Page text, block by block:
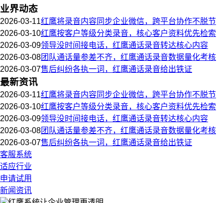
业界动态
2026-03-11红鹰将录音内容同步企业微信，跨平台协作不脱节
2026-03-10红鹰按客户等级分类录音，核心客户资料优先检索
2026-03-09领导没时间接电话，红鹰通话录音转达核心内容
2026-03-08团队通话量参差不齐，红鹰通话录音数据量化考核
2026-03-07售后纠纷各执一词，红鹰通话录音给出铁证
最新资讯
2026-03-11红鹰将录音内容同步企业微信，跨平台协作不脱节
2026-03-10红鹰按客户等级分类录音，核心客户资料优先检索
2026-03-09领导没时间接电话，红鹰通话录音转达核心内容
2026-03-08团队通话量参差不齐，红鹰通话录音数据量化考核
2026-03-07售后纠纷各执一词，红鹰通话录音给出铁证
客服系统
适应行业
申请试用
新闻资讯